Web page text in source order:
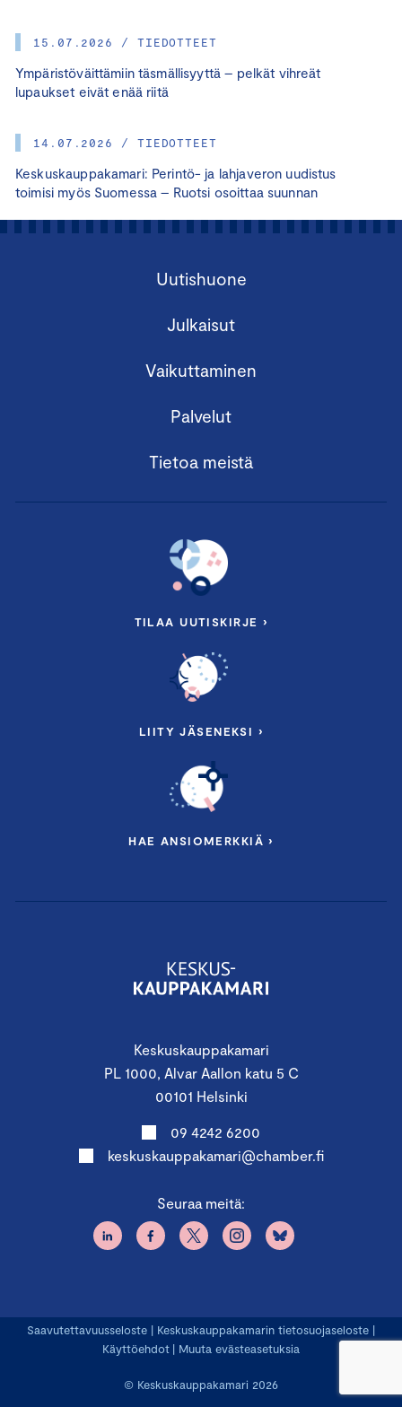
15.07.2026 / TIEDOTTEET
Ympäristöväittämiin täsmällisyyttä – pelkät vihreät
lupaukset eivät enää riitä
14.07.2026 / TIEDOTTEET
Keskuskauppakamari: Perintö- ja lahjaveron uudistus
toimisi myös Suomessa – Ruotsi osoittaa suunnan
Keskuskauppakamari
PL 1000, Alvar Aallon katu 5 C
00101 Helsinki
09 4242 6200
keskuskauppakamari@chamber.fi
Seuraa meitä:
Uutishuone
Julkaisut
Vaikuttaminen
Palvelut
Tietoa meistä
TILAA UUTISKIRJE ›
LIITY JÄSENEKSI ›
HAE ANSIOMERKKIÄ ›
© Keskuskauppakamari 2026
Saavutettavuusseloste | Keskuskauppakamarin tietosuojaseloste |
Käyttöehdot | Muuta evästeasetuksia